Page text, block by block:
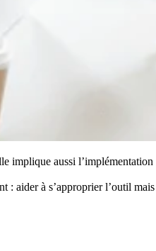
implique aussi
aider à s’approprier l’outil